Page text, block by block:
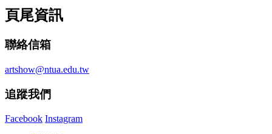
頁尾資訊
聯絡信箱
artshow@ntua.edu.tw
追蹤我們
Facebook Instagram